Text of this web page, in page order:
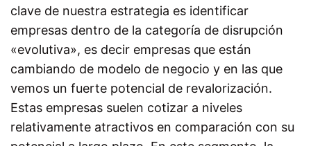
clave de nuestra estrategia es identificar
empresas dentro de la categoría de disrupción
«evolutiva», es decir empresas que están
cambiando de modelo de negocio y en las que
vemos un fuerte potencial de revalorización.
Estas empresas suelen cotizar a niveles
relativamente atractivos en comparación con su